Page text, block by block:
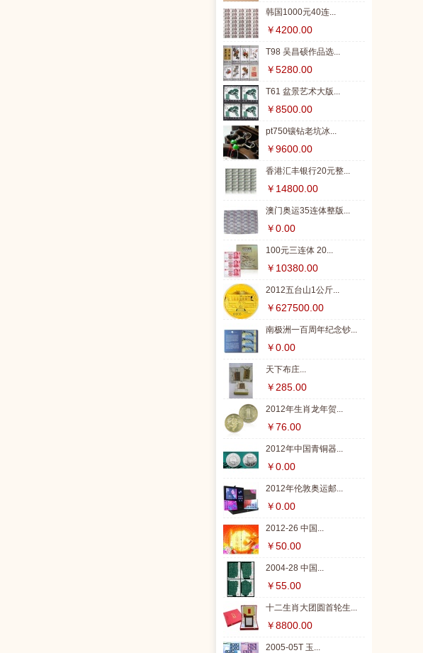
韩国1000元40连...
￥4200.00
T98 吴昌硕作品选...
￥5280.00
T61 盆景艺术大版...
￥8500.00
pt750镶钻老坑冰...
￥9600.00
香港汇丰银行20元整...
￥14800.00
澳门奥运35连体整版...
￥0.00
100元三连体 20...
￥10380.00
2012五台山1公斤...
￥627500.00
南极洲一百周年纪念钞...
￥0.00
天下布庄...
￥285.00
2012年生肖龙年贺...
￥76.00
2012年中国青铜器...
￥0.00
2012年伦敦奥运邮...
￥0.00
2012-26 中国...
￥50.00
2004-28 中国...
￥55.00
十二生肖大团圆首轮生...
￥8800.00
2005-05T 玉...